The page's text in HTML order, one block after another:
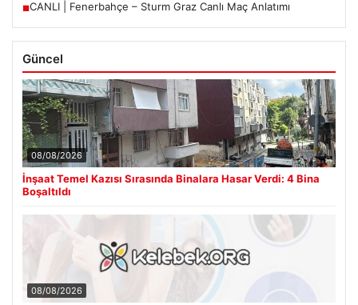
■CANLI | Fenerbahçe – Sturm Graz Canlı Maç Anlatımı
Güncel
08/08/2026
İnşaat Temel Kazısı Sırasında Binalara Hasar Verdi: 4 Bina
Boşaltıldı
08/08/2026